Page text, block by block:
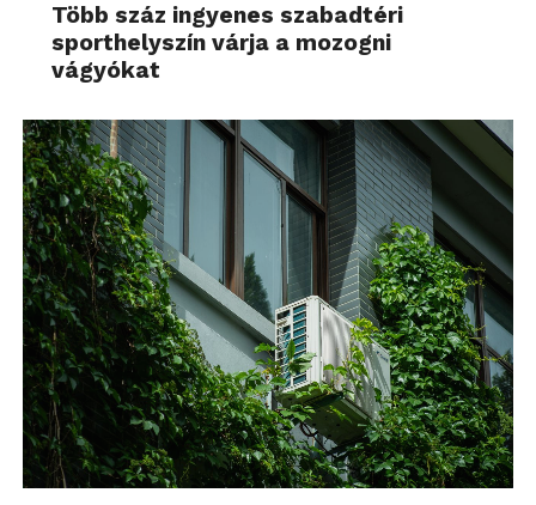
Több száz ingyenes szabadtéri
sporthelyszín várja a mozogni
vágyókat